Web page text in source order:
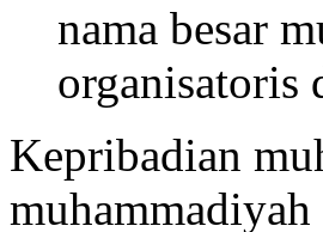
nama besar
organisatoris
Kepribadian